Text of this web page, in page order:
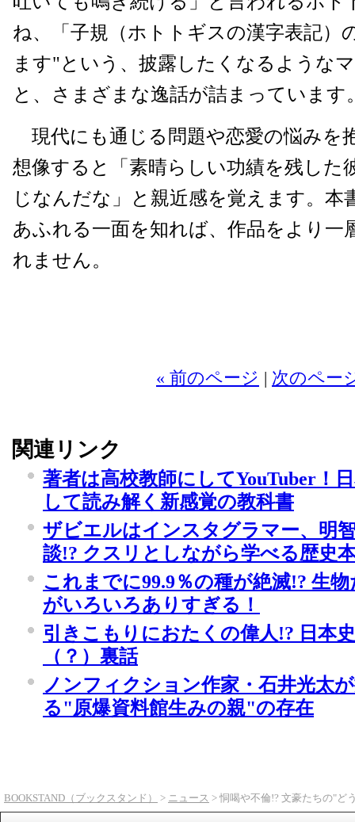
ね、「子規（ホトトギスの漢字表記）
ます"という、披露したくなるような
と、さまざまな逸話が詰まっています
現代にも通じる問題や恋愛の悩みを
想像すると「素晴らしい功績を残した
じなんだな」と親近感を覚えます。本
あふれる一面を知れば、作品をより一
れません。
« 前のページ | 次のペー
関連リンク
著者は高校教師にしてYouTuber！
して読み解く新感覚の教科書
ザビエルはインスタグラマー、明
談!? クスリとしながら学べる歴史
これまでに99.9％の種が絶滅!? 生
がいろいろありすぎる！
引きこもりにおたくの偉人!? 日本
（？）裏話
ノンフィクション作家・石井光太
る"原爆資料館生みの親"の存在
BOOKSTAND（ブックスタンド） > ニュース > 恫喝や不倫!? 文豪たちの"ど